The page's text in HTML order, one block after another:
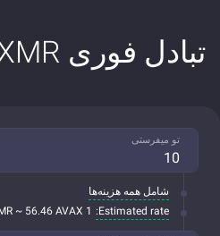
تبادل فوری XMR به AVAX
تو میفرستی
شامل همه هزینه‌ها
Estimated rate:
1 XMR ~ 56.46 AVAX